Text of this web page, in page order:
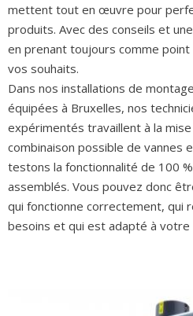
mettent tout en œuvre pour
produits. Avec des conseils et
en prenant toujours comme
vos souhaits.
Dans nos installations de
équipées à Bruxelles, nos
expérimentés travaillent à la
combinaison possible de vannes
testons la fonctionnalité de 100
assemblés. Vous pouvez donc
qui fonctionne correctement, qui
besoins et qui est adapté à votre